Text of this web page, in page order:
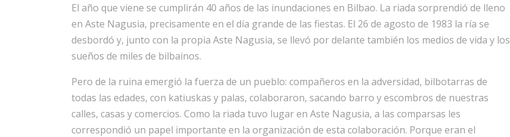
El año que viene se cumplirán 40 años de las inundaciones en Bilbao. La riada sorprendió de lleno
en Aste Nagusia, precisamente en el día grande de las fiestas. El 26 de agosto de 1983 la ría se
desbordó y, junto con la propia Aste Nagusia, se llevó por delante también los medios de vida y los
sueños de miles de bilbainos.
Pero de la ruina emergió la fuerza de un pueblo: compañeros en la adversidad, bilbotarras de
todas las edades, con katiuskas y palas, colaboraron, sacando barro y escombros de nuestras
calles, casas y comercios. Como la riada tuvo lugar en Aste Nagusia, a las comparsas les
correspondió un papel importante en la organización de esta colaboración. Porque eran el